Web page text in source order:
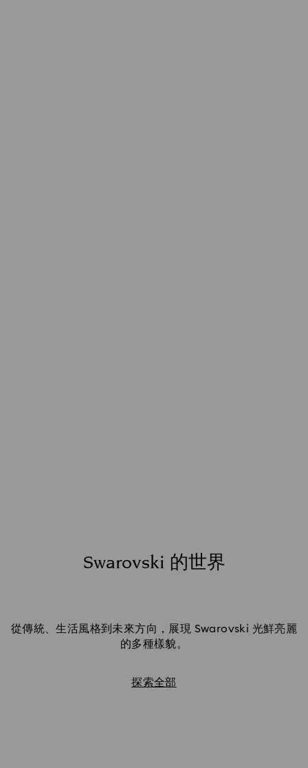
下一季都能持續閃耀。Swarovski 的世界
從傳統、生活風格到未來方向，展現 Swarovski 光鮮亮麗
的多種樣貌。
探索全部